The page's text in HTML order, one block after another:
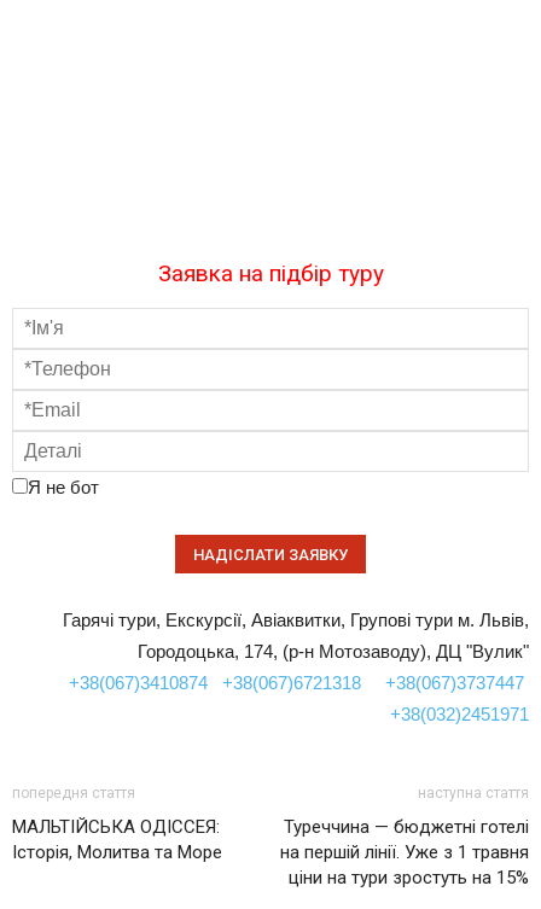
Заявка на підбір туру
Я не бот
Гарячі тури, Екскурсії, Авіаквитки, Групові тури м. Львів,
Городоцька, 174, (р-н Мотозаводу), ДЦ "Вулик"
+38(067)3410874
+38(067)6721318
+38(067)3737447
+38(032)2451971
попередня стаття
МАЛЬТІЙСЬКА ОДІССЕЯ:
Історія, Молитва та Море
наступна стаття
Туреччина — бюджетні готелі
на першій лінії. Уже з 1 травня
ціни на тури зростуть на 15%